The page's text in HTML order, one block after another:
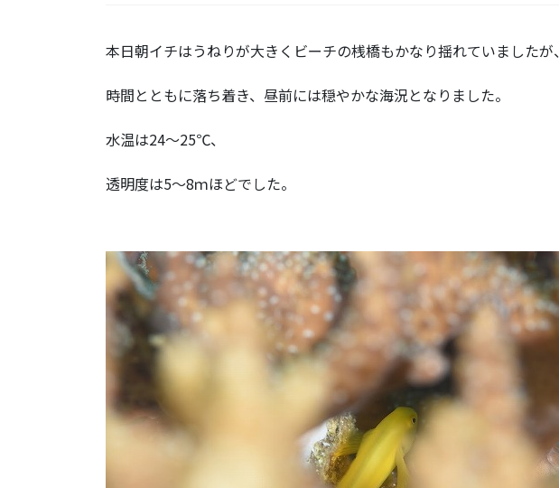
本日朝イチはうねりが大きくビーチの桟橋もかなり揺れていましたが、
時間とともに落ち着き、昼前には穏やかな海況となりました。
水温は24～25℃、
透明度は5～8ｍほどでした。